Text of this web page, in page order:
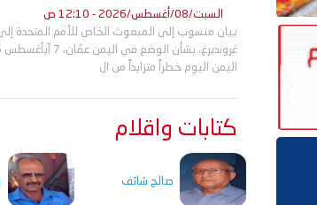
السبت/08/أغسطس/2026 - 12:10 ص
بيان منسوب إلى المبعوث الخاص للأمم المتحدة
اليمن اليوم خطراً متزايداً من ال
كتابات واقلام
صالح شائف